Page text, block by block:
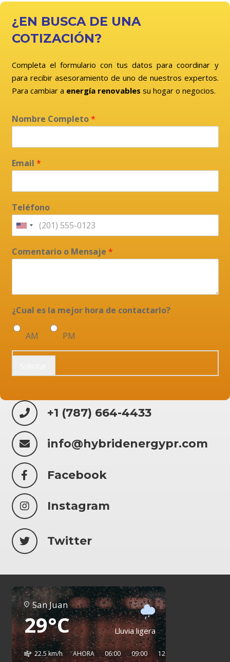
¿EN BUSCA DE UNA
COTIZACIÓN?
Completa el formulario con tus datos para coordinar y
para recibir asesoramiento de uno de nuestros expertos.
Para cambiar a energía renovables su hogar o negocios.
Nombre Completo*
Email *
Teléfono
Comentario o Mensaje *
¿Cual es la mejor hora de contactarlo?
AM PM
+1 (787) 664-4433
info@hybridenergypr.com
Facebook
Instagram
Twitter
San Juan
29°C Lluvia ligera
22.5 km/h
AHORA 06:00 09:00 12:00